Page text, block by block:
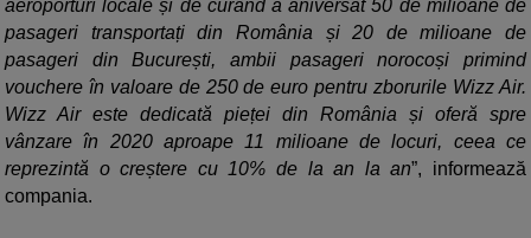
aeroporturi locale și de curând a aniversat 50 de milioane de
pasageri transportați din România și 20 de milioane de
pasageri din București, ambii pasageri norocoși primind
vouchere în valoare de 250 de euro pentru zborurile Wizz Air.
Wizz Air este dedicată pieței din România și oferă spre
vânzare în 2020 aproape 11 milioane de locuri, ceea ce
reprezintă o creștere cu 10% de la an la an”, informează
compania.